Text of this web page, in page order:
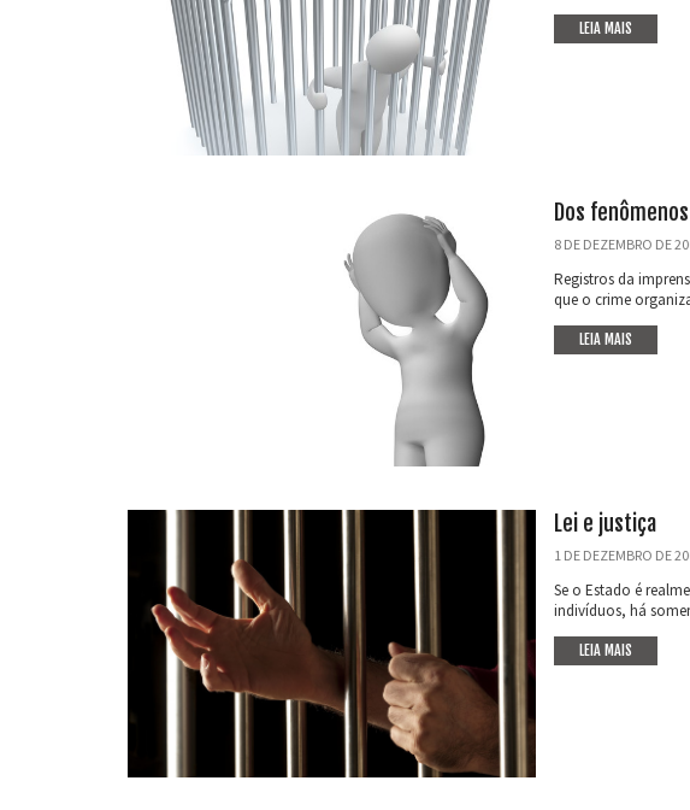
LEIA MAIS
Dos fenômenos
8 DE DEZEMBRO DE
Registros da
que o crime
LEIA MAIS
Lei e justiça
1 DE DEZEMBRO DE
Se o Estado é
indivíduos, há
LEIA MAIS